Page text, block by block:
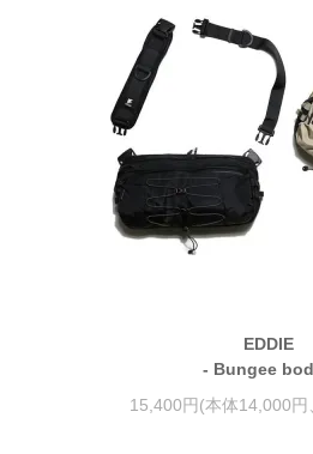
EDDIE
- Bungee
15,400円(本体14,000円